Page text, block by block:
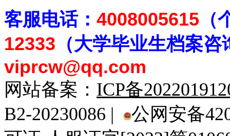
客服电话： 4008005615
12333 （大学毕业生档案咨
viprcw@qq.com
网站备案： ICP备
B2-20230086 |
公网安备